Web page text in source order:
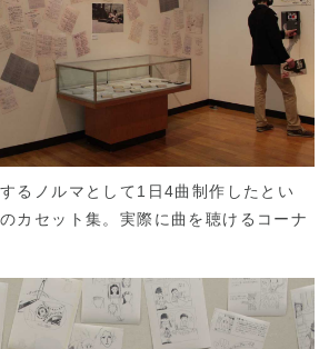
るノルマとして1日4曲制作したとい
カセット集。実際に曲を聴けるコーナ